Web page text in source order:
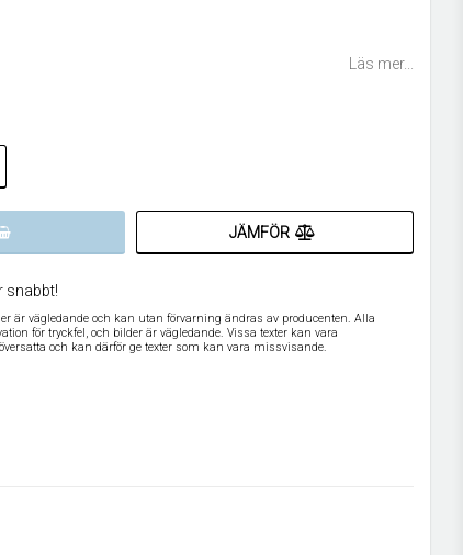
Läs mer...
JÄMFÖR
snabbt!
är vägledande och kan utan förvarning ändras av producenten. Alla
för tryckfel, och bilder är vägledande. Vissa texter kan vara
och kan därför ge texter som kan vara missvisande.